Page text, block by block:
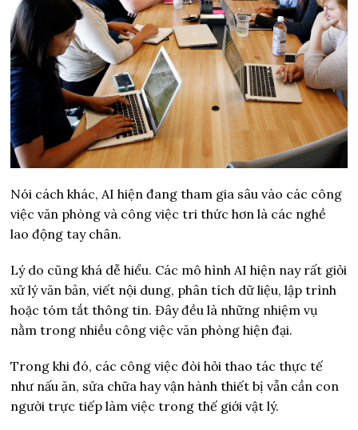
Nói cách khác, AI hiện đang tham gia sâu vào các công
việc văn phòng và công việc tri thức hơn là các nghề
lao động tay chân.
Lý do cũng khá dễ hiểu. Các mô hình AI hiện nay rất giỏi
xử lý văn bản, viết nội dung, phân tích dữ liệu, lập trình
hoặc tóm tắt thông tin. Đây đều là những nhiệm vụ
nằm trong nhiều công việc văn phòng hiện đại.
Trong khi đó, các công việc đòi hỏi thao tác thực tế
như nấu ăn, sửa chữa hay vận hành thiết bị vẫn cần con
người trực tiếp làm việc trong thế giới vật lý.